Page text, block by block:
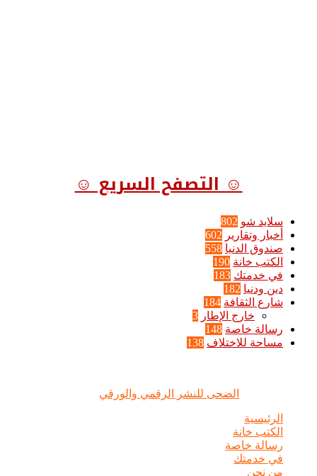
☺ التصفح السريع ☺
سلايد شو 802
أخبار وتقارير 602
صندوق الدنيا 558
الكتب خانة 190
في خدمتك 183
دين ودنيا 182
شارع الثقافة 184
خارج الإطار 3
رسالة خاصة 148
مساحة للاختلاف 138
الضحى للنشر الرقمي والورقي
الرئيسية
الكتب خانة
رسالة خاصة
في خدمتك
من نحن